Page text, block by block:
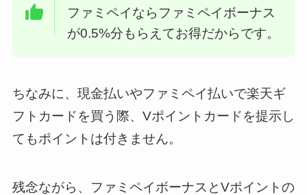
ファミペイならファミペイボーナス
が0.5%分もらえてお得だからです。
ちなみに、現金払いやファミペイ払いで楽天ギ
フトカードを買う際、Vポイントカードを提示し
てもポイントは付きません。
残念ながら、ファミペイボーナスとVポイントの